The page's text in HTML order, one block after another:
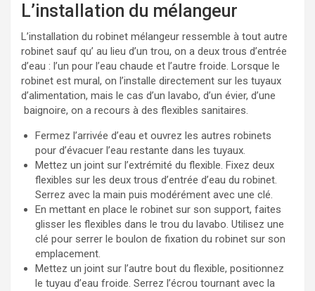
L’installation du mélangeur
L’installation du robinet mélangeur ressemble à tout autre
robinet sauf qu’ au lieu d’un trou, on a deux trous d’entrée
d’eau : l’un pour l’eau chaude et l’autre froide. Lorsque le
robinet est mural, on l’installe directement sur les tuyaux
d’alimentation, mais le cas d’un lavabo, d’un évier, d’une
baignoire, on a recours à des flexibles sanitaires.
Fermez l’arrivée d’eau et ouvrez les autres robinets
pour d’évacuer l’eau restante dans les tuyaux.
Mettez un joint sur l’extrémité du flexible. Fixez deux
flexibles sur les deux trous d’entrée d’eau du robinet.
Serrez avec la main puis modérément avec une clé.
En mettant en place le robinet sur son support, faites
glisser les flexibles dans le trou du lavabo. Utilisez une
clé pour serrer le boulon de fixation du robinet sur son
emplacement.
Mettez un joint sur l’autre bout du flexible, positionnez
le tuyau d’eau froide. Serrez l’écrou tournant avec la